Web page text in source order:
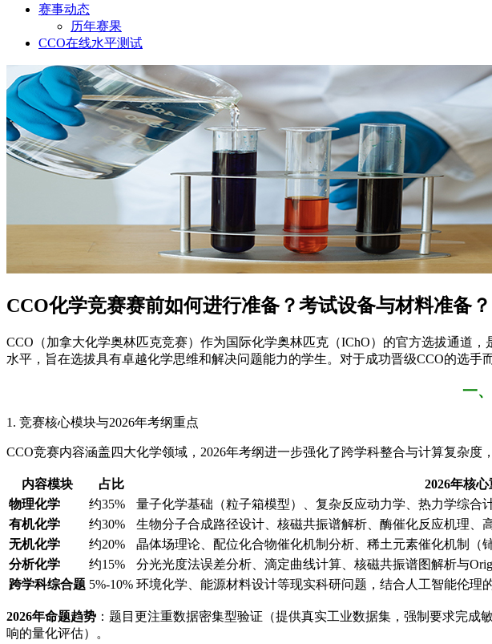
赛事动态
历年赛果
CCO在线水平测试
CCO化学竞赛赛前如何进行准备？考试设备与材料准备？
CCO（加拿大化学奥林匹克竞赛）作为国际化学奥林匹克（IChO）的官方选拔通道
水平，旨在选拔具有卓越化学思维和解决问题能力的学生。对于成功晋级CCO的选手
一
1. 竞赛核心模块与2026年考纲重点
CCO竞赛内容涵盖四大化学领域，2026年考纲进一步强化了跨学科整合与计算复杂度
内容模块 占比
2026年核
物理化学
约35%
量子化学基础（粒子箱模型）、复杂反应动力学、热力学综
有机化学
约30%
生物分子合成路径设计、核磁共振谱解析、酶催化反应机理、
无机化学
约20%
晶体场理论、配位化合物催化机制分析、稀土元素催化机制（
分析化学
约15%
分光光度法误差分析、滴定曲线计算、核磁共振谱图解析与
跨学科综合题 5%-10% 环境化学、能源材料设计等现实科研问题，结合人工智能伦理
2026年命题趋势 ：题目更注重数据密集型验证（提供真实工业数据集，强制要求完
响的量化评估）。